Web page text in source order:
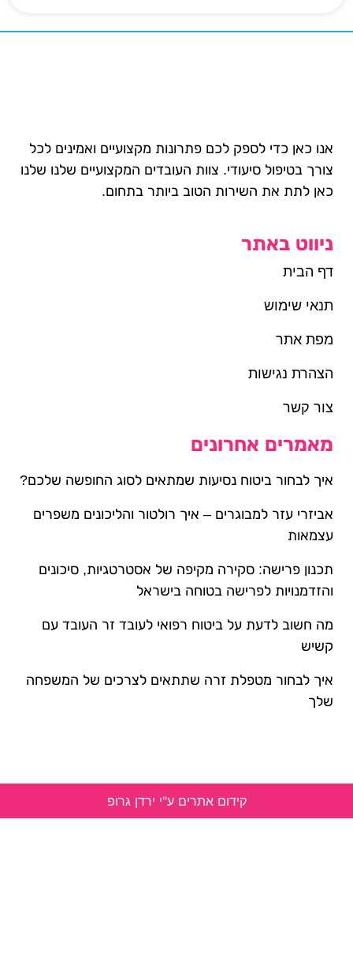
אנו כאן כדי לספק לכם פתרונות מקצועיים ואמינים לכל
צורך בטיפול סיעודי. צוות העובדים המקצועיים שלנו שלנו
כאן לתת את השירות הטוב ביותר בתחום.
ניווט באתר
דף הבית
תנאי שימוש
מפת אתר
הצהרת נגישות
צור קשר
מאמרים אחרונים
איך לבחור ביטוח נסיעות שמתאים לסוג החופשה שלכם?
אביזרי עזר למבוגרים – איך רולטור והליכונים משפרים
עצמאות
תכנון פרישה: סקירה מקיפה של אסטרטגיות, סיכונים
והזדמנויות לפרישה בטוחה בישראל
מה חשוב לדעת על ביטוח רפואי לעובד זר העובד עם
קשיש
איך לבחור מטפלת זרה שתתאים לצרכים של המשפחה
שלך
קידום אתרים ע"י ירדן גרופ